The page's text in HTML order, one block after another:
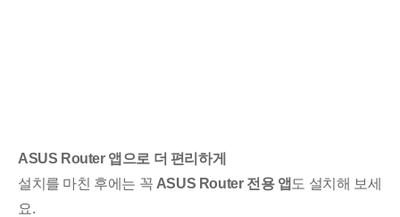
ASUS Router 앱으로 더 편리하게
설치를 마친 후에는 꼭 ASUS Router 전용 앱 도 설치해 보세
요.